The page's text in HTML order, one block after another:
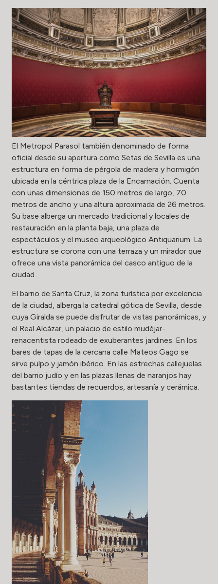
El Metropol Parasol también denominado de forma
oficial desde su apertura como Setas de Sevilla es una
estructura en forma de pérgola de madera y hormigón
ubicada en la céntrica plaza de la Encarnación. Cuenta
con unas dimensiones de 150 metros de largo, 70
metros de ancho y una altura aproximada de 26 metros.
Su base alberga un mercado tradicional y locales de
restauración en la planta baja, una plaza de
espectáculos y el museo arqueológico Antiquarium. La
estructura se corona con una terraza y un mirador que
ofrece una vista panorámica del casco antiguo de la
ciudad.
El barrio de Santa Cruz, la zona turística por excelencia
de la ciudad, alberga la catedral gótica de Sevilla, desde
cuya Giralda se puede disfrutar de vistas panorámicas, y
el Real Alcázar, un palacio de estilo mudéjar-
renacentista rodeado de exuberantes jardines. En los
bares de tapas de la cercana calle Mateos Gago se
sirve pulpo y jamón ibérico. En las estrechas callejuelas
del barrio judío y en las plazas llenas de naranjos hay
bastantes tiendas de recuerdos, artesanía y cerámica.